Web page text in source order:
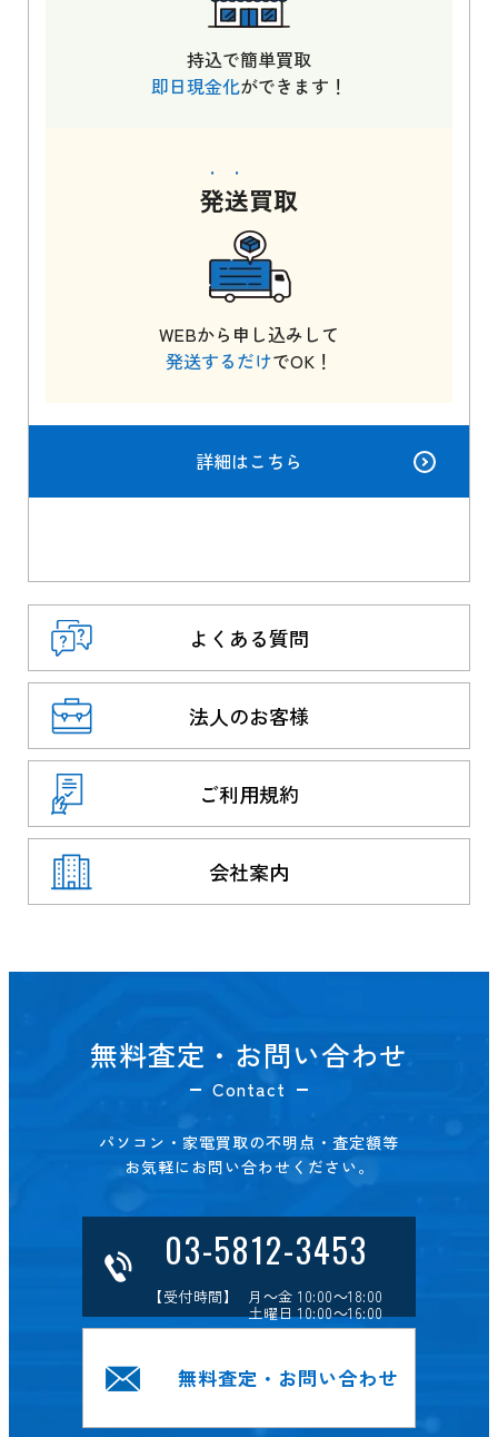
持込で簡単買取
即日現金化ができます！
発送買取
WEBから申し込みして
発送するだけでOK！
詳細はこちら
よくある質問
法人のお客様
ご利用規約
会社案内
無料査定・お問い合わせ
Contact
パソコン・家電買取の不明点・査定額等
お気軽にお問い合わせください。
03-5812-3453
【受付時間】 月～金 10:00～18:00
土曜日 10:00～16:00
無料査定・お問い合わせ